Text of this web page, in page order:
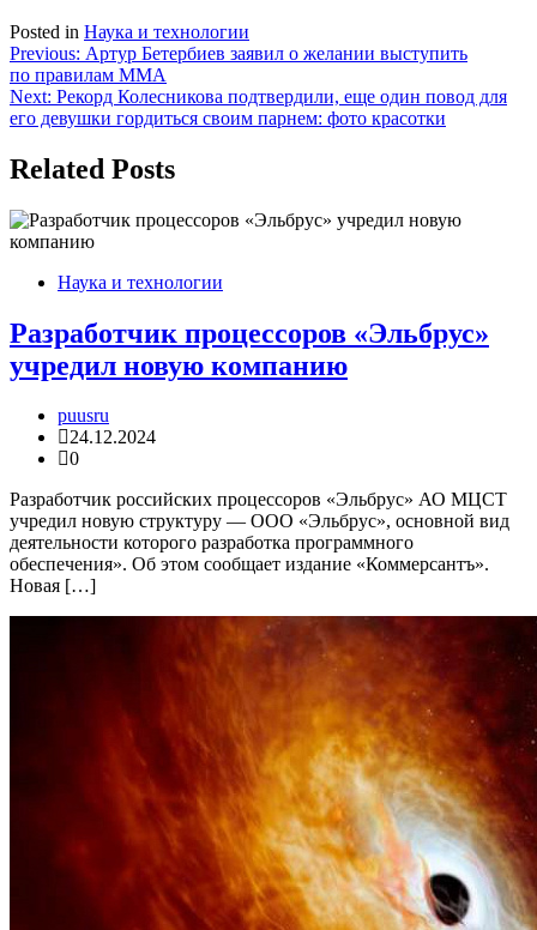
Posted in Наука и технологии
Навигация
по
записям
Previous: Артур Бетербиев заявил о желании выступить
по правилам MMA
Next: Рекорд Колесникова подтвердили, еще один повод для
его девушки гордиться своим парнем: фото красотки
Related Posts
Наука и технологии
Разработчик процессоров «Эльбрус»
учредил новую компанию
puusru
24.12.2024
0
Разработчик российских процессоров «Эльбрус» АО МЦСТ
учредил новую структуру — ООО «Эльбрус», основной вид
деятельности которого разработка программного
обеспечения». Об этом сообщает издание «Коммерсантъ».
Новая […]